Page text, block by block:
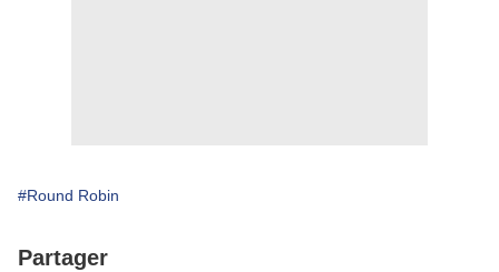
#Round Robin
Partager